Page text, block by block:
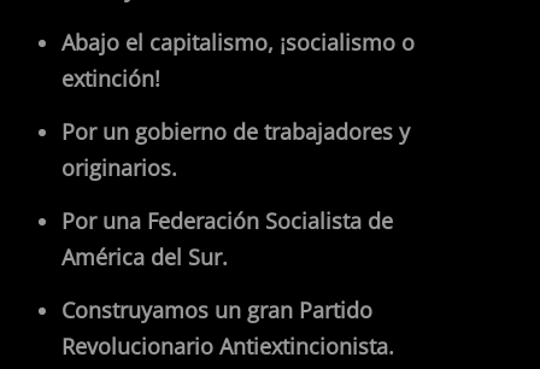
Abajo el capitalismo, ¡socialismo o
extinción!
Por un gobierno de trabajadores y
originarios.
Por una Federación Socialista de
América del Sur.
Construyamos un gran Partido
Revolucionario Antiextincionista.